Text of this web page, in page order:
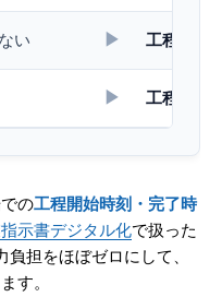
い ▶ 工程別デ
▶ 工程別の
の工程開始時刻・完了時
示書デジタル化で扱った
担をほぼゼロにして、
す。